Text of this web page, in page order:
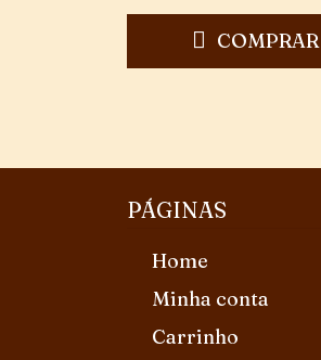
COMPRAR
PÁGINAS
Home
Minha conta
Carrinho